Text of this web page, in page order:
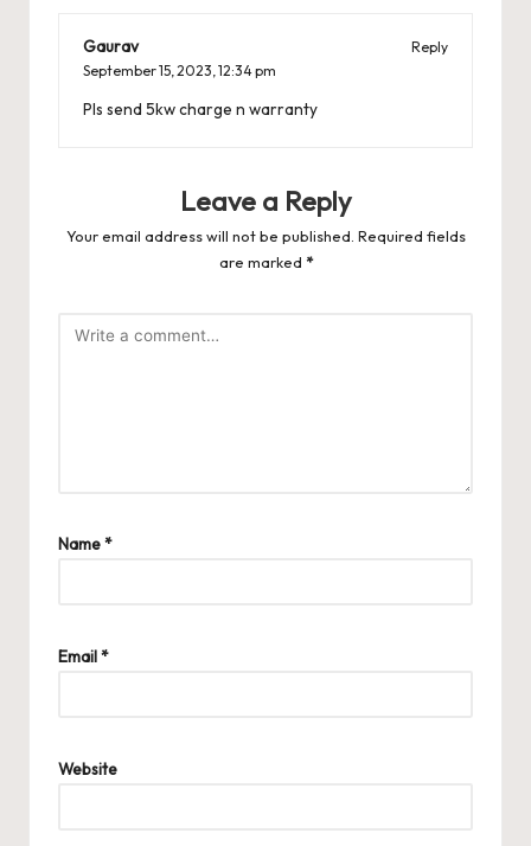
Gaurav
Reply
September 15, 2023,12:34 pm
Pls send 5kw charge n warranty
Leave a Reply
Your email address will not be published. Required fields
are marked *
Name*
Email*
Website